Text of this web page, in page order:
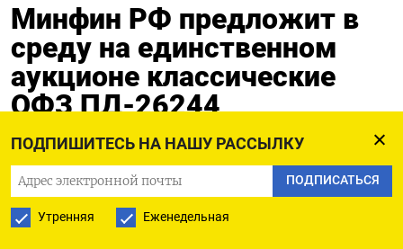
ПОДПИШИТЕСЬ НА НАШУ РАССЫЛКУ
ПОДПИСАТЬСЯ
Утренняя Еженедельная
Минфин РФ предложит в
среду на единственном
аукционе классические
ОФЗ ПД-26244
28.11.2023
МОСКВА, 28 ноя (Рейтер) - Минфин РФ проведет